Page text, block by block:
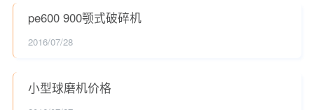
pe600 900颚式破碎机
2016/07/28
小型球磨机价格